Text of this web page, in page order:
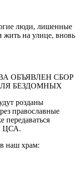
люди, лишенные
жить на улице, вновь
ОБЪЯВЛЕН СБОР
БЕЗДОМНЫХ
розданы
православные
передаваться
ЦСА.
наш храм: